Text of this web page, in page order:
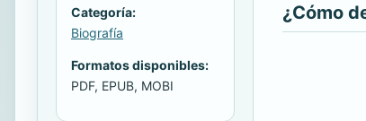
Categoría:
Biografía
Formatos disponibles:
PDF, EPUB, MOBI
¿Cómo